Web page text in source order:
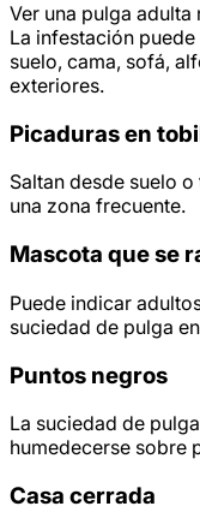
Ver una pulga
La infestación
suelo, cama, sofá,
exteriores.
Picaduras en
Saltan desde suelo
una zona frecuente.
Mascota que se
Puede indicar
suciedad de pulga
Puntos negros
La suciedad de
humedecerse sobre
Casa cerrada